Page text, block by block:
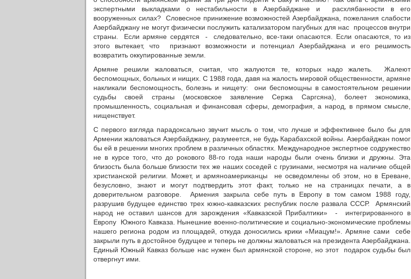
экспертными выкладками о нестабильности в Азербайджане и расхлябанности в его
вооруженных силах? Словесное принижение возможностей Азербайджана, пожелания слабости
Азербайджану не могут физически послужить катализатором пагубных для нас процессов внутри
страны. Если армяне сердятся - следовательно, все-таки опасаются. Если опасаются, то из
этого вытекает, что признают возможности и потенциал Азербайджана и его решимость
возвратить оккупированные земли.
Армяне решили жаловаться, считая, что жалуются те, которых надо жалеть. Жалеют
беспомощных, больных и нищих. С 1988 года, давя на жалость мировой общественности, армяне
накликали беспомощность, болезнь и нищету: они беспомощны в самостоятельном решении
судьбы своей страны (московское заявление Сержа Саргсяна), болеет экономика,
промышленность, социальная и финансовая сферы, демография, а народ, в прямом смысле,
нищенствует.
С первого взгляда парадоксально звучит мысль о том, что лучше и эффективнее было бы для
Армении жаловаться Азербайджану, разумеется, не будь Карабахской войны. Азербайджан помог
бы ей в решении многих проблем в различных областях. Международное экспертное содружество
не в курсе того, что до рокового 88-го года наши народы были очень близки и дружны. Эта
близость была больше близости тех же наших соседей с грузинами, несмотря на наличие общей
христианской религии. Может, и армяноамериканцы не осведомлены об этом, но в Ереване,
безусловно, знают и могут подтвердить этот факт, только не на страницах печати, а в
доверительном разговоре. Армения закрыла себе путь в Европу в том самом 1988 году,
разрушив будущее единство трех южно-кавказских республик после развала СССР. Армянский
народ не оставил шансов для зарождения «Кавказской Прибалтики» - интегрированного в
Европу Южного Кавказа. Нынешние военно-политические и социально-экономические проблемы
нашего региона родом из площадей, откуда доносились крики «Миацум!». Армяне сами себе
закрыли путь в достойное будущее и теперь не должны жаловаться на президента Азербайджана.
Единый Южный Кавказ больше нас нужен был армянской стороне, но этот подарок судьбы был
отвергнут ими.